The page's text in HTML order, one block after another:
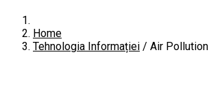
Home
Tehnologia Informației / Air Pollution